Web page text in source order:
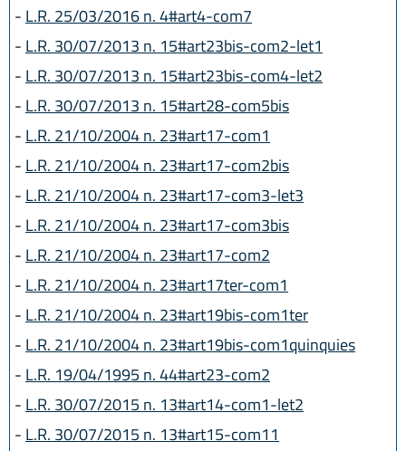
- L.R. 25/03/2016 n. 4#art4-com7
- L.R. 30/07/2013 n. 15#art23bis-com2-let1
- L.R. 30/07/2013 n. 15#art23bis-com4-let2
- L.R. 30/07/2013 n. 15#art28-com5bis
- L.R. 21/10/2004 n. 23#art17-com1
- L.R. 21/10/2004 n. 23#art17-com2bis
- L.R. 21/10/2004 n. 23#art17-com3-let3
- L.R. 21/10/2004 n. 23#art17-com3bis
- L.R. 21/10/2004 n. 23#art17-com2
- L.R. 21/10/2004 n. 23#art17ter-com1
- L.R. 21/10/2004 n. 23#art19bis-com1ter
- L.R. 21/10/2004 n. 23#art19bis-com1quinquies
- L.R. 19/04/1995 n. 44#art23-com2
- L.R. 30/07/2015 n. 13#art14-com1-let2
- L.R. 30/07/2015 n. 13#art15-com11